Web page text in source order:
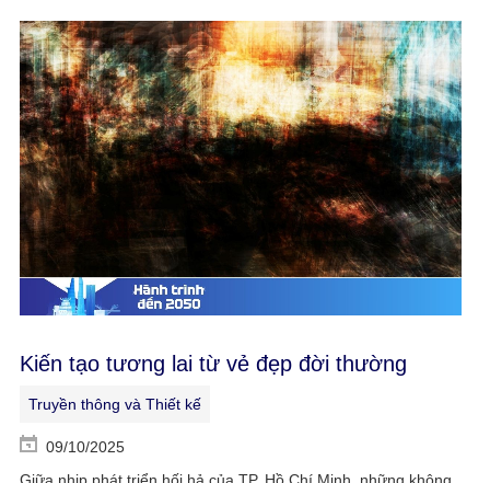
Kiến tạo tương lai từ vẻ đẹp đời thường
Truyền thông và Thiết kế
09/10/2025